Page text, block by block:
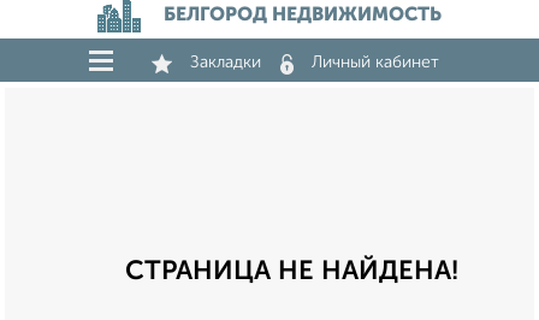
БЕЛГОРОД НЕДВИЖИМОСТЬ
Закладки Личный кабинет
СТРАНИЦА НЕ НАЙДЕНА!